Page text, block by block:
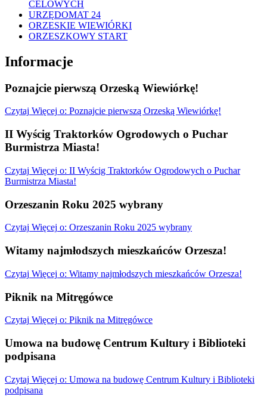
CELOWYCH
URZĘDOMAT 24
ORZESKIE WIEWIÓRKI
ORZESZKOWY START
Informacje
Poznajcie pierwszą Orzeską Wiewiórkę!
Czytaj Więcej o: Poznajcie pierwszą Orzeską Wiewiórkę!
II Wyścig Traktorków Ogrodowych o Puchar
Burmistrza Miasta!
Czytaj Więcej o: II Wyścig Traktorków Ogrodowych o Puchar
Burmistrza Miasta!
Orzeszanin Roku 2025 wybrany
Czytaj Więcej o: Orzeszanin Roku 2025 wybrany
Witamy najmłodszych mieszkańców Orzesza!
Czytaj Więcej o: Witamy najmłodszych mieszkańców Orzesza!
Piknik na Mitręgówce
Czytaj Więcej o: Piknik na Mitręgówce
Umowa na budowę Centrum Kultury i Biblioteki
podpisana
Czytaj Więcej o: Umowa na budowę Centrum Kultury i Biblioteki
podpisana